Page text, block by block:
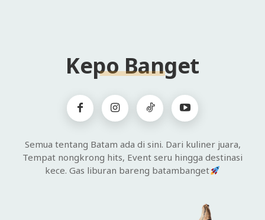
Kepo Banget
Semua tentang Batam ada di sini. Dari kuliner juara,
Tempat nongkrong hits, Event seru hingga destinasi
kece. Gas liburan bareng batambanget